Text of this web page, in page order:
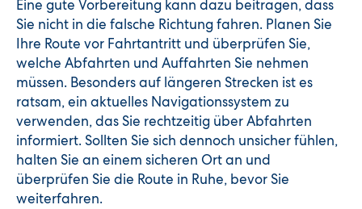
Eine gute Vorbereitung kann dazu beitragen, dass
Sie nicht in die falsche Richtung fahren. Planen Sie
Ihre Route vor Fahrtantritt und überprüfen Sie,
welche Abfahrten und Auffahrten Sie nehmen
müssen. Besonders auf längeren Strecken ist es
ratsam, ein aktuelles Navigationssystem zu
verwenden, das Sie rechtzeitig über Abfahrten
informiert. Sollten Sie sich dennoch unsicher fühlen,
halten Sie an einem sicheren Ort an und
überprüfen Sie die Route in Ruhe, bevor Sie
weiterfahren.